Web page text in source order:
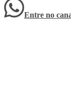
Entre no